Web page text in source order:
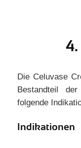
Die Celuvase
Bestandteil
folgende
Indikationen